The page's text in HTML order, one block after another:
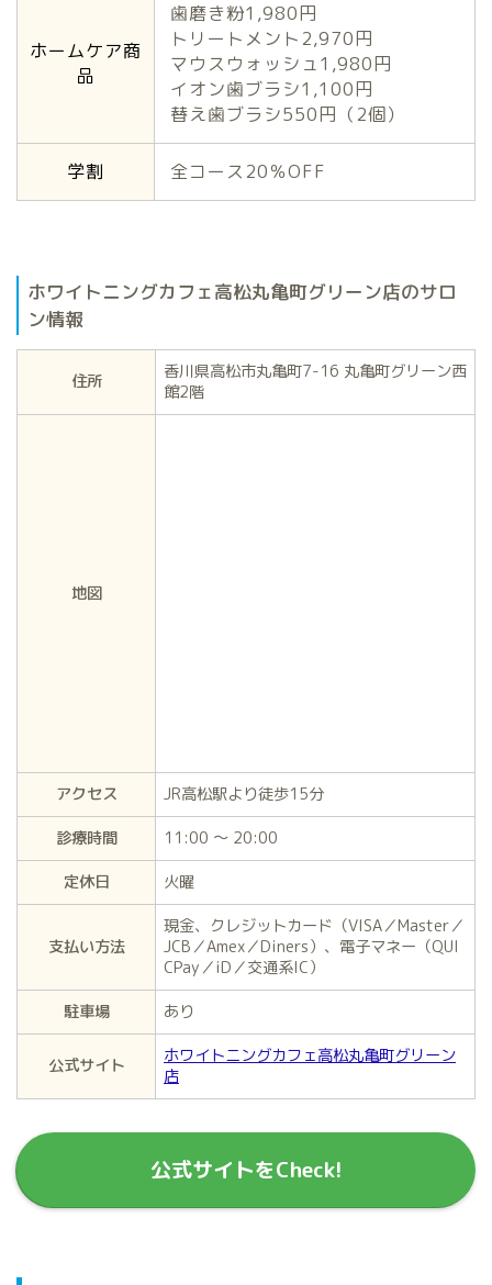
ホームケア商
品
歯磨き粉1,980円
トリートメント2,970円
マウスウォッシュ1,980円
イオン歯ブラシ1,100円
替え歯ブラシ550円（2個）
学割 全コース20％OFF
ホワイトニングカフェ高松丸亀町グリーン店のサロ
ン情報
住所
香川県高松市丸亀町7-16 丸亀町グリーン西
館2階
地図
アクセス
JR高松駅より徒歩15分
診療時間
11:00 ～ 20:00
定休日
火曜
支払い方法
現金、クレジットカード（VISA／Master／
JCB／Amex／Diners）、電子マネー（QUI
CPay／iD／交通系IC）
駐車場
あり
公式サイト
ホワイトニングカフェ高松丸亀町グリーン
店
公式サイトをCheck!